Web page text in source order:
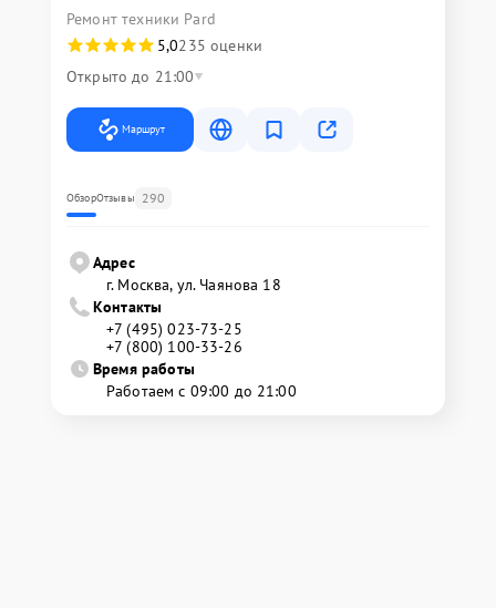
Ремонт техники Pard
5,0235 оценки
Открыто до 21:00
Маршрут
ОбзорОтзывы 290
Адрес
г. Москва, ул. Чаянова 18
Контакты
+7 (495) 023-73-25
+7 (800) 100-33-26
Время работы
Работаем с 09:00 до 21:00